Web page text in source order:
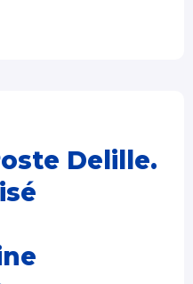
Delille.